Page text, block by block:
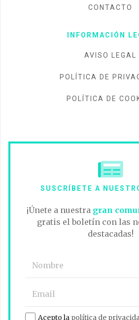
CONTACTO
INFORMACIÓN
AVISO LEGAL
POLÍTICA DE
POLÍTICA DE
SUSCRÍBETE A
¡Únete a nuestra gran
gratis el boletín con las
destacadas!
Acepto la política de